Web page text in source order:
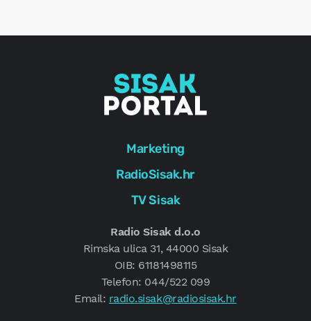
Marketing
RadioSisak.hr
TV Sisak
Radio Sisak d.o.o
Rimska ulica 31, 44000 Sisak
OIB: 61181498115
Telefon: 044/522 099
Email: radio.sisak@radiosisak.hr